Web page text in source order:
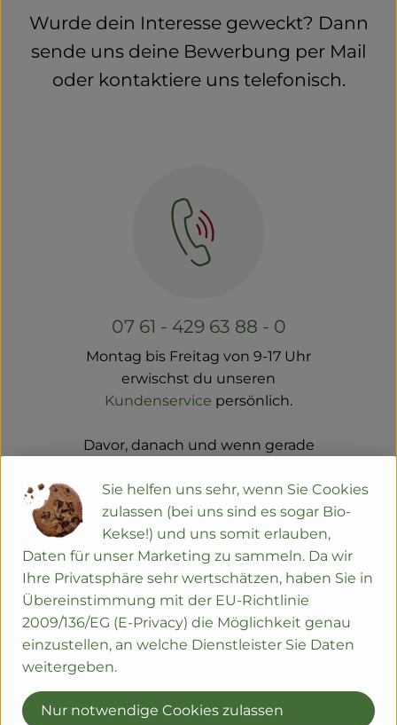
So geht's
Über uns
Wurde dein Interesse geweckt? Dann
sende uns deine Bewerbung per Mail
oder kontaktiere uns telefonisch.
07 61 - 429 63 88 - 0
Montag bis Freitag von 9-17 Uhr
erwischst du unseren
Kundenservice persönlich.
Davor, danach und wenn gerade
unser Anrufbeantworter.
kontakt@regionalwert-
Sie helfen uns sehr, wenn Sie Cookies
zulassen (bei uns sind es sogar Bio-
Kekse!) und uns somit erlauben,
Daten für unser Marketing zu sammeln. Da wir
Ihre Privatsphäre sehr wertschätzen, haben Sie in
Übereinstimmung mit der EU-Richtlinie
2009/136/EG (E-Privacy) die Möglichkeit genau
einzustellen, an welche Dienstleister Sie Daten
weitergeben.
Nur notwendige Cookies zulassen